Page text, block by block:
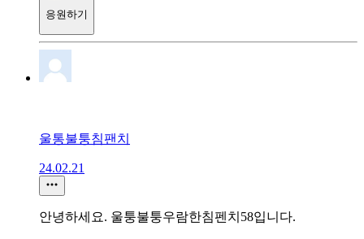
응원하기
울통불퉁침팬치
24.02.21
안녕하세요. 울퉁불퉁우람한침펜치58입니다.